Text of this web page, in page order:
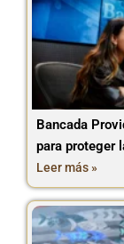
Bancada
para proteger
Leer más »